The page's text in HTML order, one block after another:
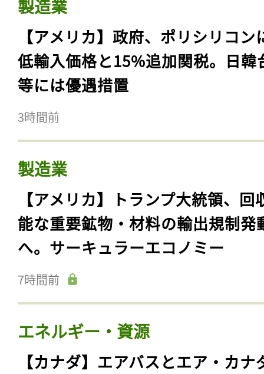
製造業
【アメリカ】政府、ポリシリコン
低輸入価格と15%追加関税。日韓
等には優遇措置
3時間前
製造業
【アメリカ】トランプ大統領、回
能な重要鉱物・材料の輸出規制発
へ。サーキュラーエコノミー
7時間前
エネルギー・資源
【カナダ】エアバスとエア・カナ